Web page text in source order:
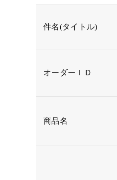
件名(タイトル)
オーダーＩＤ
商品名